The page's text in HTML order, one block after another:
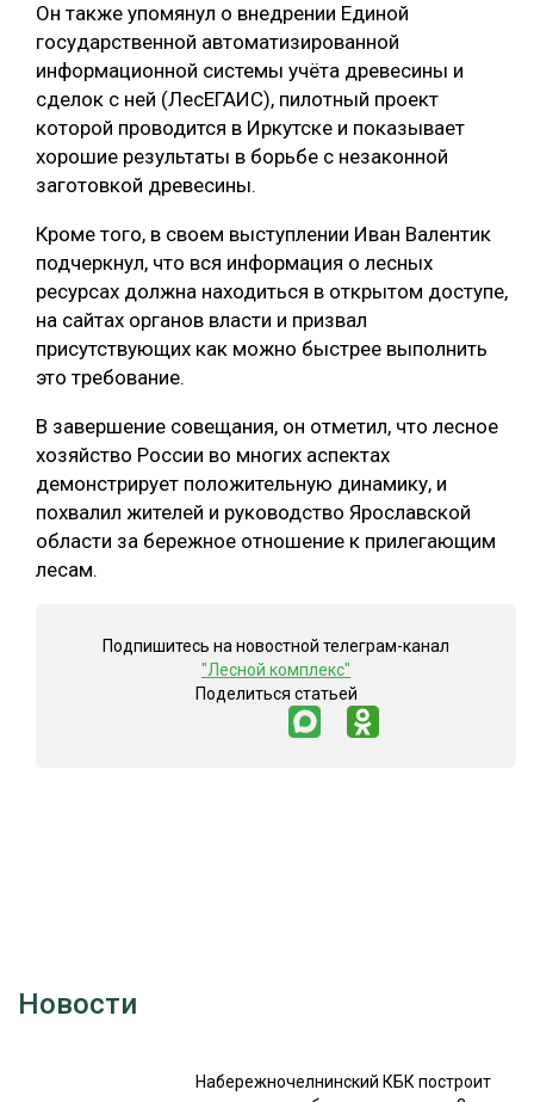
Он также упомянул о внедрении Единой
государственной автоматизированной
информационной системы учёта древесины и
сделок с ней (ЛесЕГАИС), пилотный проект
которой проводится в Иркутске и показывает
хорошие результаты в борьбе с незаконной
заготовкой древесины.
Кроме того, в своем выступлении Иван Валентик
подчеркнул, что вся информация о лесных
ресурсах должна находиться в открытом доступе,
на сайтах органов власти и призвал
присутствующих как можно быстрее выполнить
это требование.
В завершение совещания, он отметил, что лесное
хозяйство России во многих аспектах
демонстрирует положительную динамику, и
похвалил жителей и руководство Ярославской
области за бережное отношение к прилегающим
лесам.
Подпишитесь на новостной телеграм-канал
"Лесной комплекс"
Поделиться статьей
Новости
Набережночелнинский КБК построит